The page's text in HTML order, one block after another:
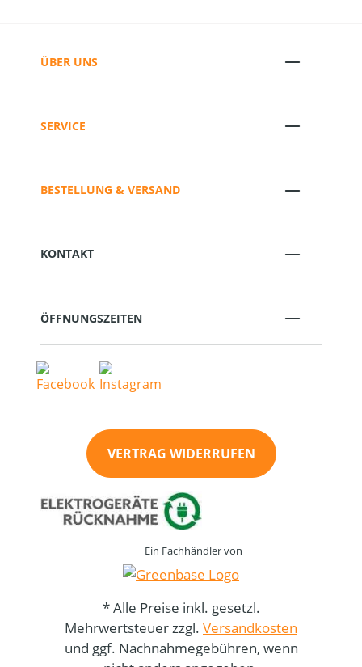
ÜBER UNS
SERVICE
BESTELLUNG & VERSAND
KONTAKT
ÖFFNUNGSZEITEN
VERTRAG WIDERRUFEN
Ein Fachhändler von
* Alle Preise inkl. gesetzl.
Mehrwertsteuer zzgl. Versandkosten
und ggf. Nachnahmegebühren, wenn